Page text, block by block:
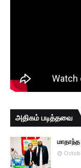
அதிகம் படித்தவை